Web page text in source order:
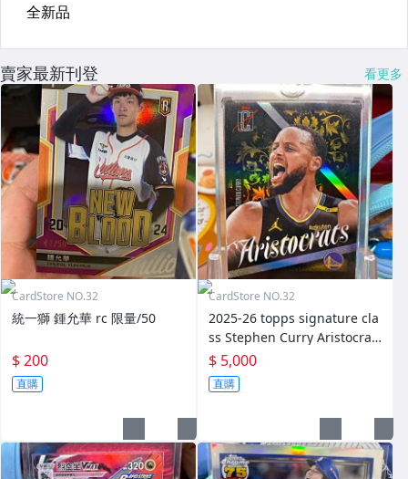
賣家最新刊登 看更多
CardStore NO.32
統一獅 鍾允華 rc 限量/50
$ 200
直購
CardStore NO.32
2025-26 topps signature cla
ss Stephen Curry Aristocrat
s #AR-1 SSP Case hit
$ 5,000
直購